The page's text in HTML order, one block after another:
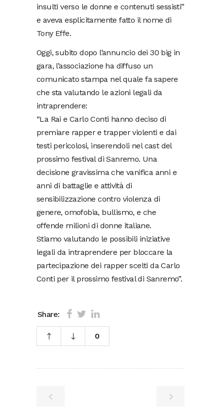
insulti verso le donne e contenuti sessisti”
e aveva esplicitamente fatto il nome di
Tony Effe.
Oggi, subito dopo l’annuncio dei 30 big in
gara, l’associazione ha diffuso un
comunicato stampa nel quale fa sapere
che sta valutando le azioni legali da
intraprendere:
“La Rai e Carlo Conti hanno deciso di
premiare rapper e trapper violenti e dai
testi pericolosi, inserendoli nel cast del
prossimo festival di Sanremo. Una
decisione gravissima che vanifica anni e
anni di battaglie e attività di
sensibilizzazione contro violenza di
genere, omofobia, bullismo, e che
offende milioni di donne italiane.
Stiamo valutando le possibili iniziative
legali da intraprendere per bloccare la
partecipazione dei rapper scelti da Carlo
Conti per il prossimo festival di Sanremo”.
Share:
0